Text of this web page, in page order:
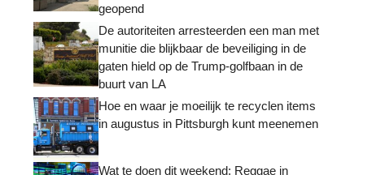
geopend
De autoriteiten arresteerden een man met
munitie die blijkbaar de beveiliging in de
gaten hield op de Trump-golfbaan in de
buurt van LA
Hoe en waar je moeilijk te recyclen items
in augustus in Pittsburgh kunt meenemen
Wat te doen dit weekend: Reggae in